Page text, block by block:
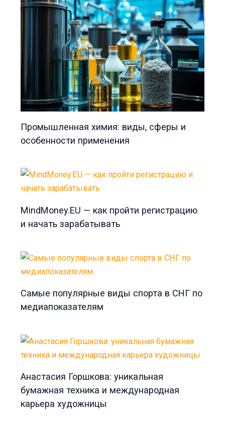
Промышленная химия: виды, сферы и
особенности применения
MindMoney.EU — как пройти регистрацию
и начать зарабатывать
Самые популярные виды спорта в СНГ по
медиапоказателям
Анастасия Горшкова: уникальная
бумажная техника и международная
карьера художницы